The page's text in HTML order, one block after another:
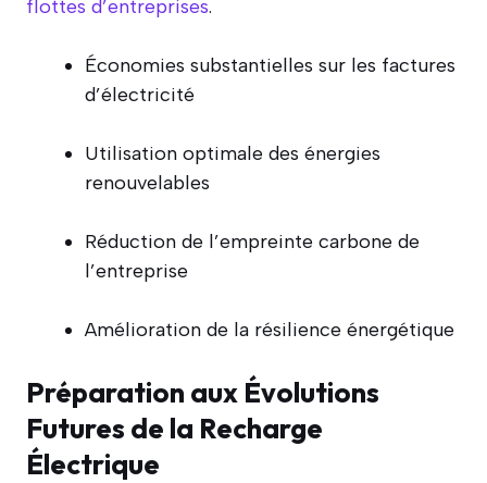
flottes d’entreprises.
Économies substantielles sur les factures
d’électricité
Utilisation optimale des énergies
renouvelables
Réduction de l’empreinte carbone de
l’entreprise
Amélioration de la résilience énergétique
Préparation aux Évolutions
Futures de la Recharge
Électrique